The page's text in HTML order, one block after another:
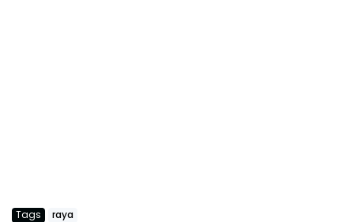
Tags raya